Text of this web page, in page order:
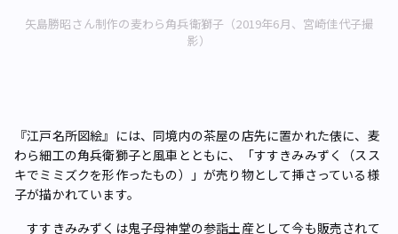
矢島勝昭さん制作の麦わら角兵衛獅子（2019年6月、宮崎佳代子撮
影）
『江戸名所図絵』には、同境内の茶屋の店先に置かれた俵に、麦
わら細工の角兵衛獅子と風車とともに、「すすきみみずく（スス
キでミミズクを形作ったもの）」が売り物として挿さっている様
子が描かれています。
すすきみみずくは鬼子母神堂の参詣土産として今も販売されて